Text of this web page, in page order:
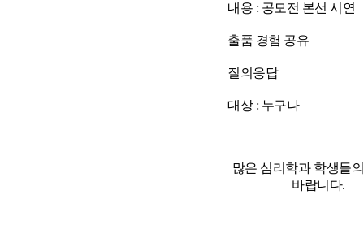
내용 : 공모전 본선 시연
출품 경험 공유
질의응답
대상 : 누구나
많은 심리학과 학생들
바랍니다.